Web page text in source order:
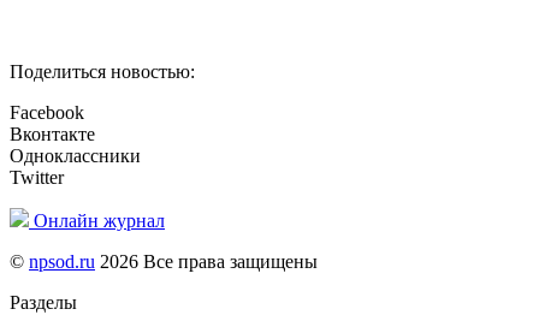
Поделиться новостью:
Facebook
Вконтакте
Одноклассники
Twitter
Онлайн журнал
© npsod.ru 2026 Все права защищены
Разделы